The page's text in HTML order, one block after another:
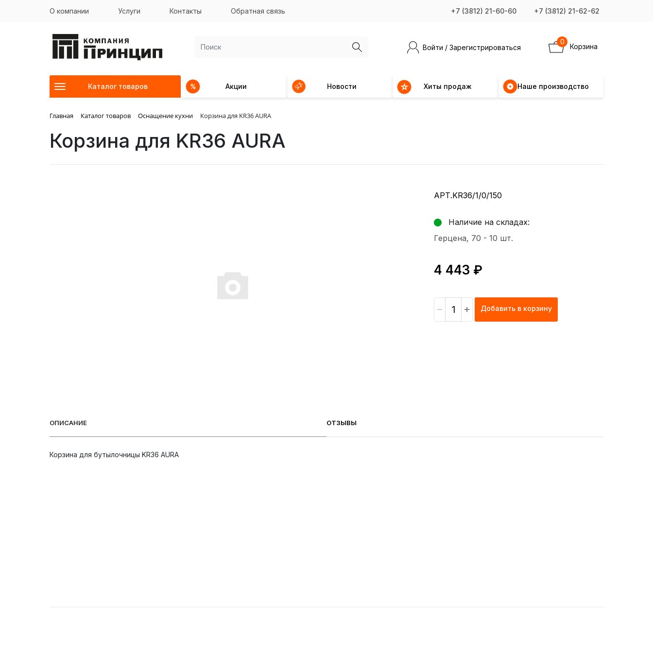
О компании Услуги Контакты Обратная связь +7 (3812) 21-60-60 +7 (3812) 21-62-62
Войти / Зарегистрироваться Корзина
0
Каталог товаров Акции Новости Хиты продаж Наше производство
Главная Каталог товаров Оснащение кухни Корзина для KR36 AURA
Корзина для KR36 AURA
АРТ.KR36/1/0/150
Наличие на складах:
Герцена, 70 - 10 шт.
4 443 ₽
Добавить в корзину
ОПИСАНИЕ ОТЗЫВЫ
Корзина для бутылочницы KR36 AURA